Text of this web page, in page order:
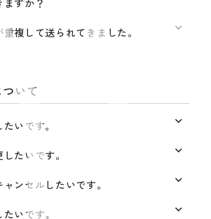
すか？
複して送られてきました。
いて
いです。
たいです。
ンセルしたいです。
いです。